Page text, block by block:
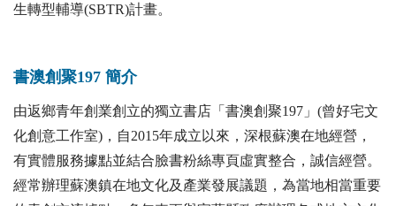
生轉型輔導(SBTR)計畫。
書澳創聚197 簡介
由返鄉青年創業創立的獨立書店「書澳創聚197」(曾好宅文
化創意工作室)，自2015年成立以來，深根蘇澳在地經營，
有實體服務據點並結合臉書粉絲專頁虛實整合，誠信經營。
經常辦理蘇澳鎮在地文化及產業發展議題，為當地相當重要